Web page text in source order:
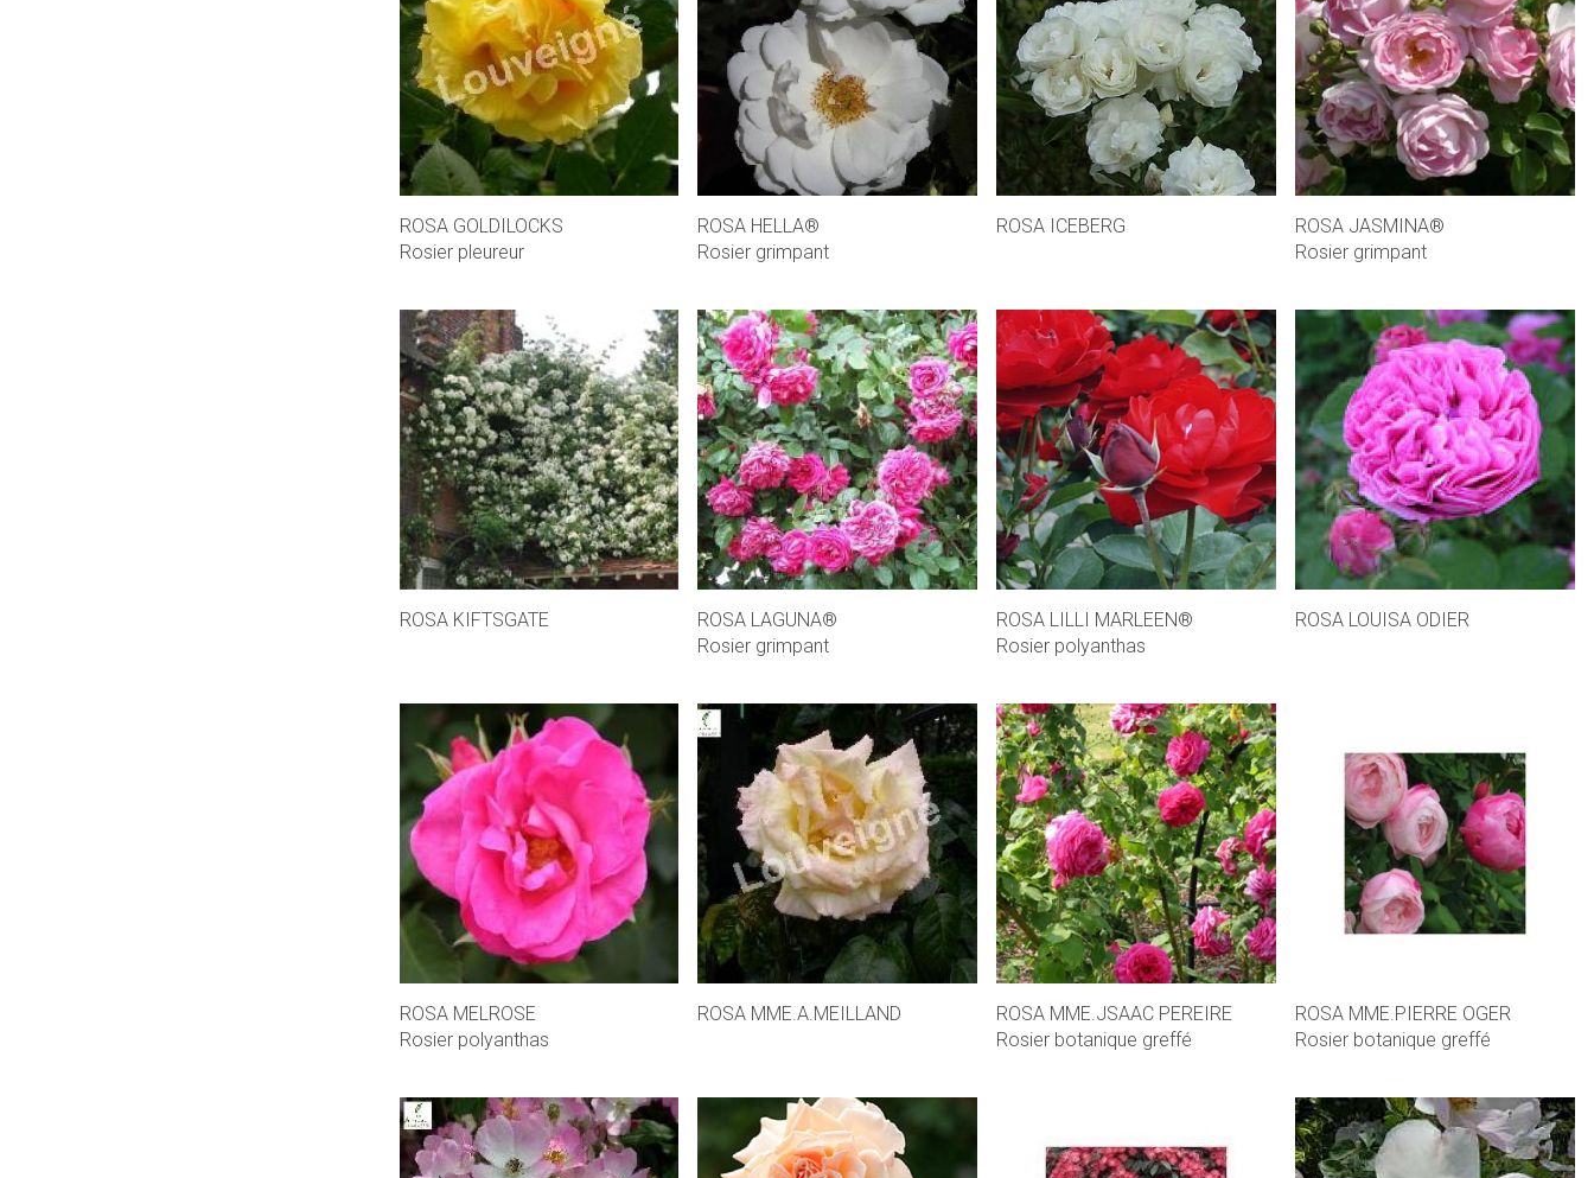
ROSA GOLDILOCKS
Rosier pleureur
ROSA HELLA®
Rosier grimpant
ROSA ICEBERG
ROSA JASMINA®
Rosier grimpant
ROSA KIFTSGATE
ROSA LAGUNA®
Rosier grimpant
ROSA LILLI MARLEEN®
Rosier polyanthas
ROSA LOUISA ODIER
ROSA MELROSE
Rosier polyanthas
ROSA MME.A.MEILLAND
ROSA MME.JSAAC PEREIRE
Rosier botanique greffé
ROSA MME.PIERRE OGER
Rosier botanique greffé